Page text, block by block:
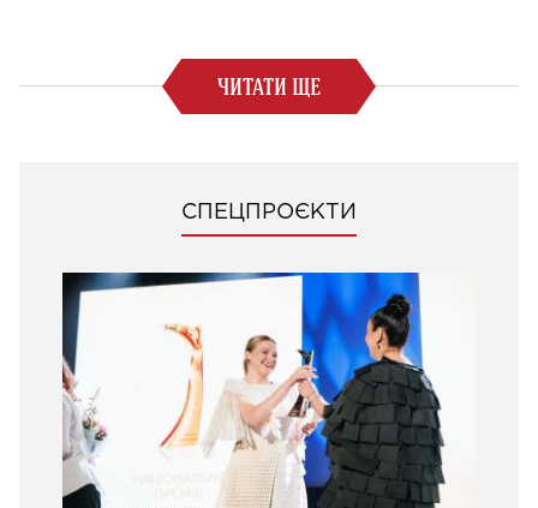
ЧИТАТИ ЩЕ
СПЕЦПРОЄКТИ